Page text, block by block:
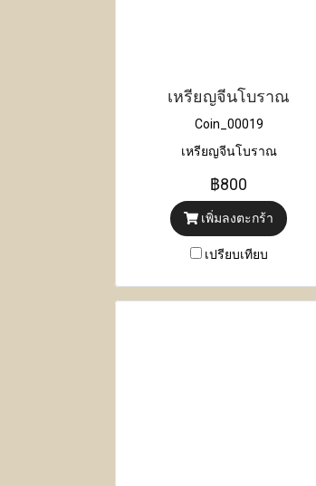
เหรียญจีนโบราณ
Coin_00019
เหรียญจีนโบราณ
฿800
เพิ่มลงตะกร้า
เปรียบเทียบ